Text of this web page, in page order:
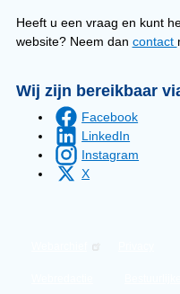
Heeft u een vraag en kunt
website? Neem dan contact
Wij zijn bereikbaar
Facebook
LinkedIn
Instagram
X